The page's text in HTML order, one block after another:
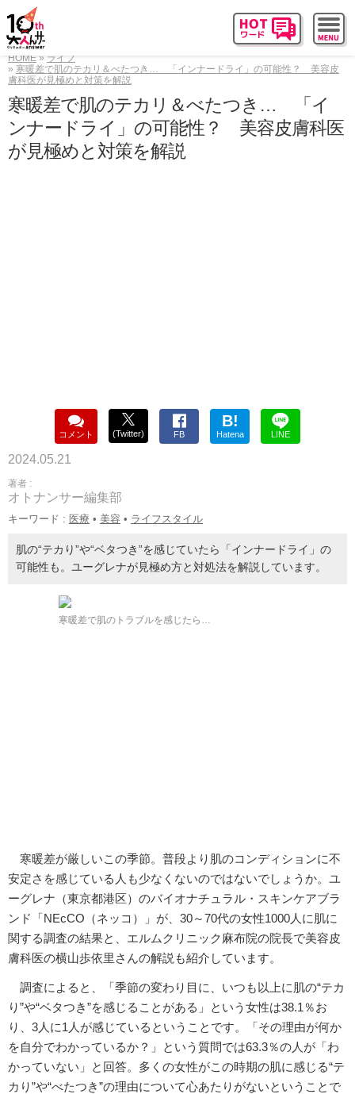
HOME
ライフ
寒暖差で肌のテカリ＆べたつき… 「インナードライ」の可能性？ 美容皮
膚科医が見極めと対策を解説
寒暖差で肌のテカリ＆べたつき… 「イ
ンナードライ」の可能性？ 美容皮膚科医
が見極めと対策を解説
コメント (Twitter) FB
B!
Hatena LINE
2024.05.21
著者 :
オトナンサー編集部
キーワード : 医療 • 美容 • ライフスタイル
肌の“テカり”や“ベタつき”を感じていたら「インナードライ」の
可能性も。ユーグレナが見極め方と対処法を解説しています。
寒暖差で肌のトラブルを感じたら…
寒暖差が厳しいこの季節。普段より肌のコンディションに不
安定さを感じている人も少なくないのではないでしょうか。ユ
ーグレナ（東京都港区）のバイオナチュラル・スキンケアブラ
ンド「NEcCO（ネッコ）」が、30～70代の女性1000人に肌に
関する調査の結果と、エルムクリニック麻布院の院長で美容皮
膚科医の横山歩依里さんの解説も紹介しています。
調査によると、「季節の変わり目に、いつも以上に肌の“テカ
り”や“ベタつき”を感じることがある」という女性は38.1％お
り、3人に1人が感じているということです。「その理由が何か
を自分でわかっているか？」という質問では63.3％の人が「わ
かっていない」と回答。多くの女性がこの時期の肌に感じる“テ
カり”や“べたつき”の理由について心あたりがないということで